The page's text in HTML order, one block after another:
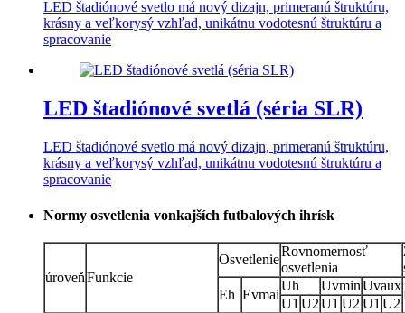
LED štadiónové svetlo má nový dizajn, primeranú štruktúru,
krásny a veľkorysý vzhľad, unikátnu vodotesnú štruktúru a
spracovanie
LED štadiónové svetlá (séria SLR)
LED štadiónové svetlo má nový dizajn, primeranú štruktúru,
krásny a veľkorysý vzhľad, unikátnu vodotesnú štruktúru a
spracovanie
Normy osvetlenia vonkajších futbalových ihrísk
úroveňFunkcie
Osvetlenie
Rovnomernosť
osvetlenia
Eh Evmai
Uh UvminUvaux
U1 U2U1 U2 U1 U2